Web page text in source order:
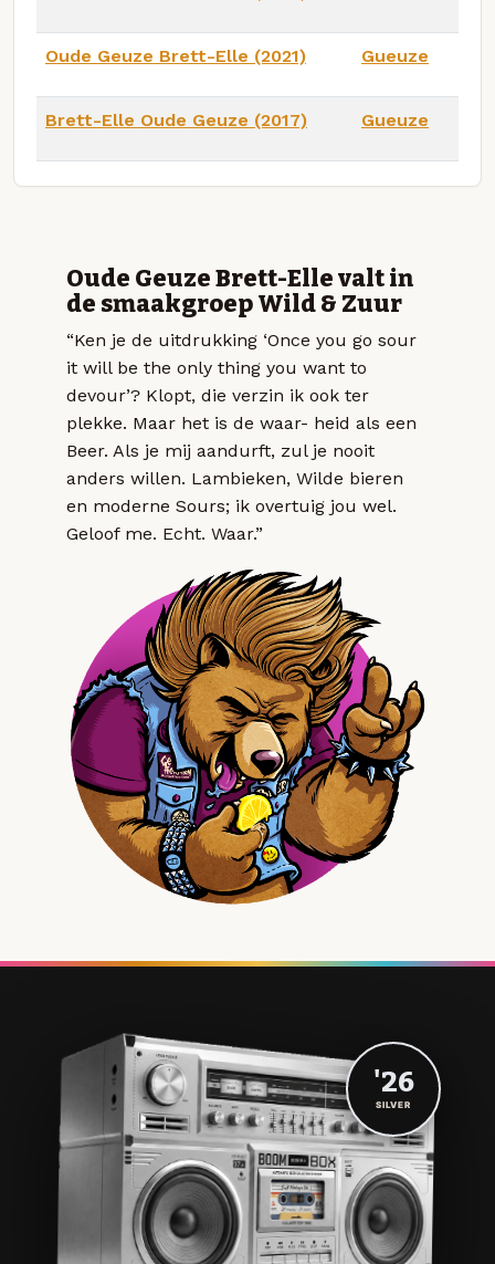
Oude Geuze Brett-Elle (2021) Gueuze
Brett-Elle Oude Geuze (2017) Gueuze
Oude Geuze Brett-Elle valt in
de smaakgroep Wild & Zuur
“Ken je de uitdrukking ‘Once you go sour
it will be the only thing you want to
devour’? Klopt, die verzin ik ook ter
plekke. Maar het is de waar- heid als een
Beer. Als je mij aandurft, zul je nooit
anders willen. Lambieken, Wilde bieren
en moderne Sours; ik overtuig jou wel.
Geloof me. Echt. Waar.”
'26
SILVER